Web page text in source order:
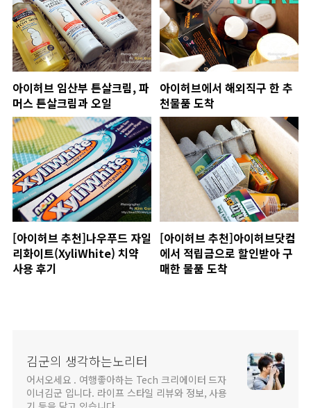
아이허브 임산부 튼살크림, 파
머스 튼살크림과 오일
아이허브에서 해외직구 한 추
천물품 도착
[아이허브 추천]나우푸드 자일
리화이트(XyliWhite) 치약
사용 후기
[아이허브 추천]아이허브닷컴
에서 적립금으로 할인받아 구
매한 물품 도착
김군의 생각하는노리터
어서오세요 . 여행좋아하는 Tech 크리에이터 드자
이너김군 입니다. 라이프 스타일 리뷰와 정보, 사용